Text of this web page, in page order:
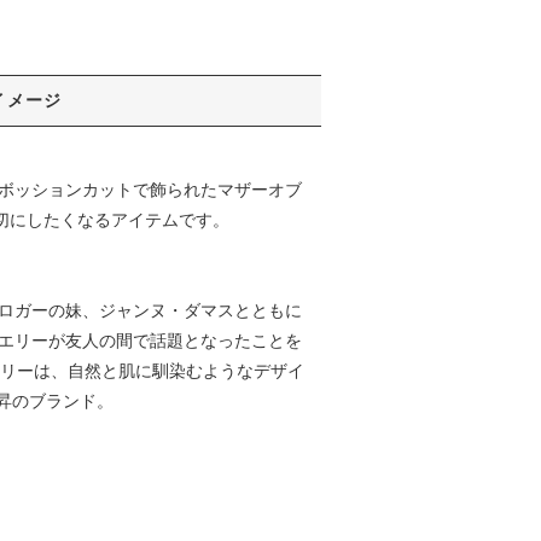
メージ
ッションカットで飾られたマザーオブ
したくなるアイテムです。
ガーの妹、ジャンヌ・ダマスとともに
リーが友人の間で話題となったことを
ーは、自然と肌に馴染むようなデザイ
ブランド。